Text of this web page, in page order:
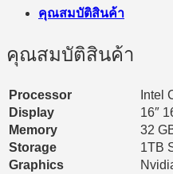
คุณสมบัติสินค้า
คุณสมบัติสินค้า
Processor
Intel
Display
16″
Memory
32
Storage
1TB
Graphics